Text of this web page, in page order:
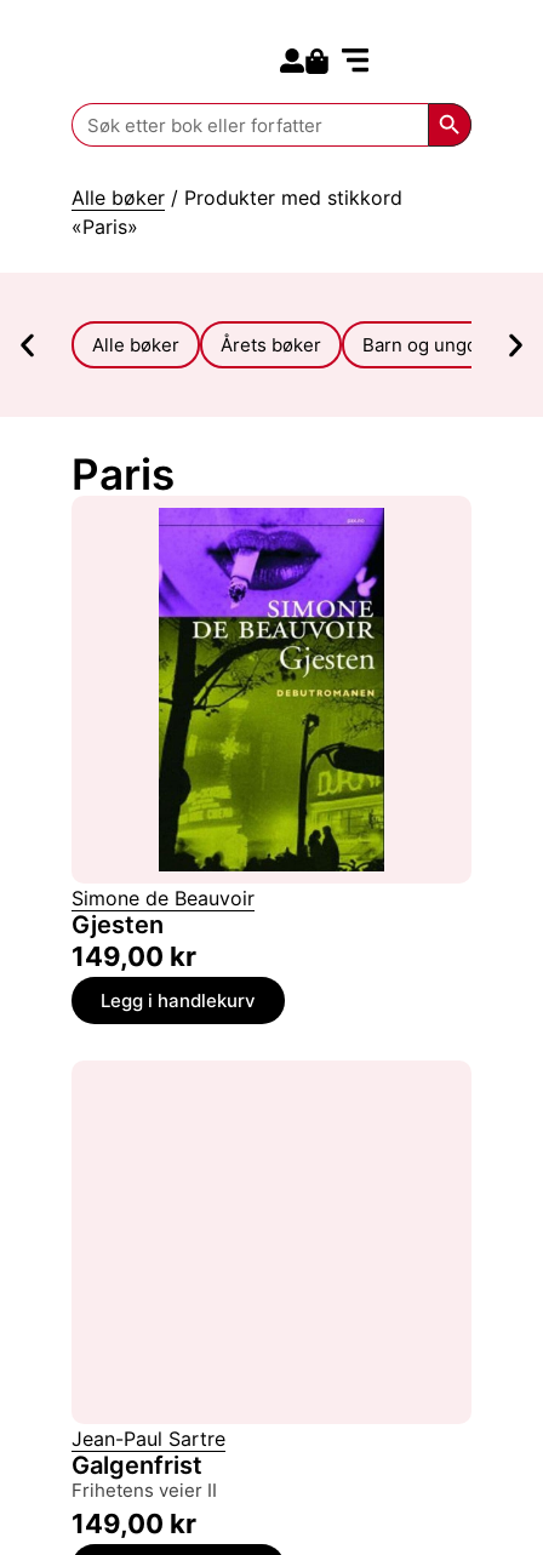
Search
for:
Search
Alle bøker / Produkter med stikkord
«Paris»
Alle bøker Årets bøker Barn og ungdom
Paris
Simone de Beauvoir
Gjesten
149,00 kr
Legg i handlekurv
Jean-Paul Sartre
Galgenfrist
frihetens veier II
149,00 kr